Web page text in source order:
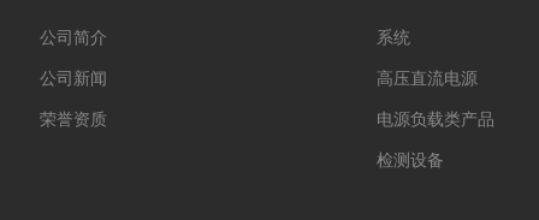
公司简介
公司新闻
荣誉资质
系统
高压直流电源
电源负载类产品
检测设备